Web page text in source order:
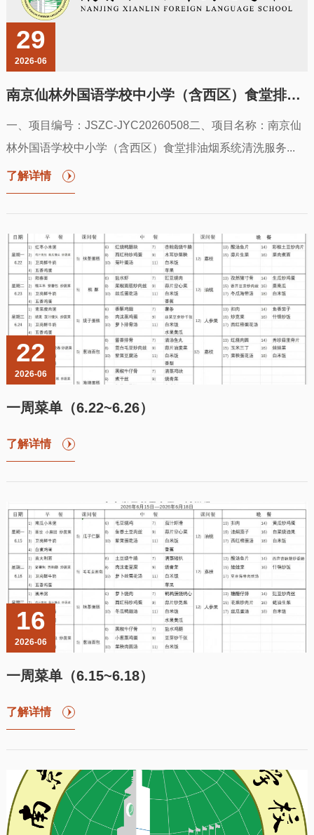
29
2026-06
南京仙林外国语学校中小学（含西区）食堂排油烟系统清洗服务成交结果公告
一、项目编号：JSZC-JYC20260508二、项目名称：南京仙
林外国语学校中小学（含西区）食堂排油烟系统清洗服务...
了解详情
22
2026-06
一周菜单（6.22~6.26）
了解详情
16
2026-06
一周菜单（6.15~6.18）
了解详情